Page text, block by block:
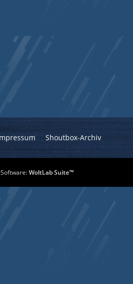
Shoutbox-Archiv
WoltLab Suite™